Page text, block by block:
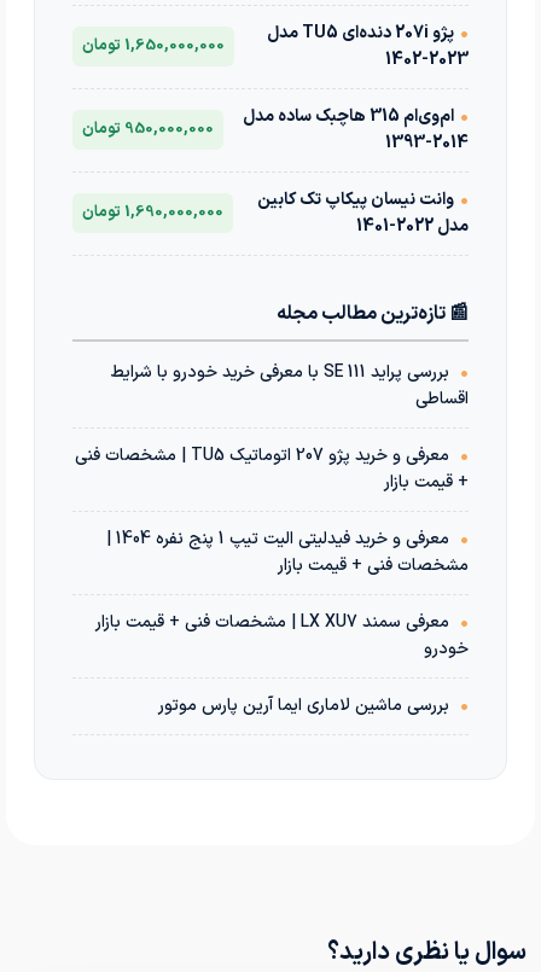
•
پژو 207i دنده‌ای TU5 مدل
2023-1402
1,650,000,000 تومان
•
ام‌وی‌ام 315 هاچبک ساده مدل
2014-1393
950,000,000 تومان
• وانت نیسان پیکاپ تک کابین
مدل 2022-1401
1,690,000,000 تومان
📰 تازه‌ترین مطالب مجله
•
بررسی پراید 111 SE با معرفی خرید خودرو با شرایط
اقساطی
•
معرفی و خرید پژو 207 اتوماتیک TU5 | مشخصات فنی
+ قیمت بازار
•
معرفی و خرید فیدلیتی الیت تیپ 1 پنج نفره 1404 |
مشخصات فنی + قیمت بازار
•
معرفی سمند LX XU7 | مشخصات فنی + قیمت بازار
خودرو
• بررسی ماشین لاماری ایما آرین پارس موتور
سوال یا نظری دارید؟